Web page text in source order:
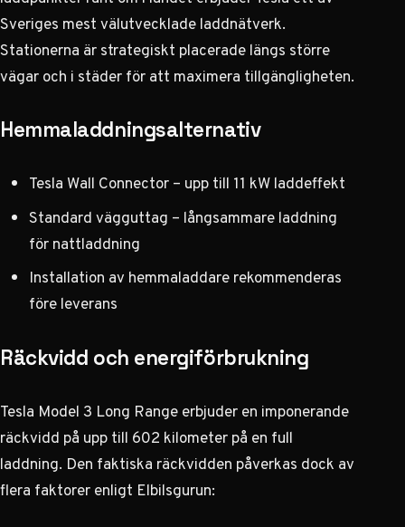
Sveriges mest välutvecklade laddnätverk.
Stationerna är strategiskt placerade längs större
vägar och i städer för att maximera tillgängligheten.
Hemmaladdningsalternativ
Tesla Wall Connector – upp till 11 kW laddeffekt
Standard vägguttag – långsammare laddning
för nattladdning
Installation av hemmaladdare rekommenderas
före leverans
Räckvidd och energiförbrukning
Tesla Model 3 Long Range erbjuder en imponerande
räckvidd på upp till 602 kilometer på en full
laddning. Den faktiska räckvidden påverkas dock av
flera faktorerenligt Elbilsgurun: